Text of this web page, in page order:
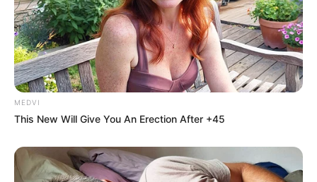
MEDVI
This New Will Give You An Erection After +45